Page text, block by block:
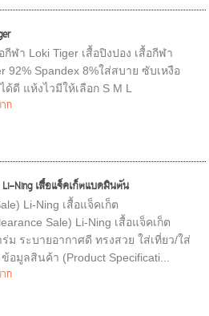
กีฬา Loki Tiger เสื้อปิงปอง เสื้อกีฬา
92% Spandex 8%ใส่สบาย ซับเหงือ
ด้ดี แห้งไวมีให้เลือก S M L
ท
Li-Ning เสื้อแจ็คเก็ตแบดมินตัน
Li-Ning เสื้อแจ็คเก็ต
Sale) Li-Ning เสื้อแจ็คเก็ต
ม ระบายอากาศดี ทรงสวย ใส่เที่ยว/ใส่
อมูลสินค้า (Product Specificati...
ท